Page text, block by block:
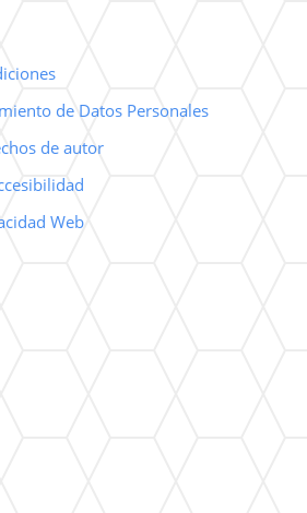
de Datos Personales
de autor
Web